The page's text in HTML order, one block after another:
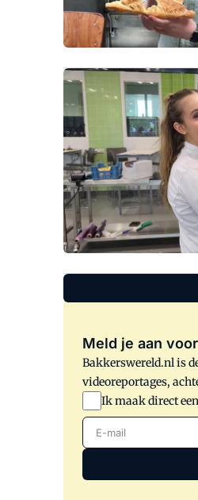
Meld je aan
Bakkerswereld.nl is
videoreportages,
Ik maak direct
E-mail